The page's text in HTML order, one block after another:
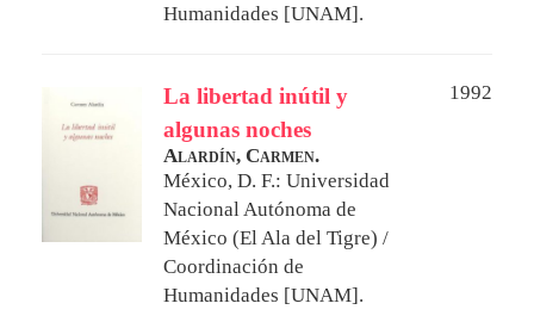
Humanidades [UNAM].
La libertad inútil y
algunas noches
1992
Alardín, Carmen.
México, D. F.: Universidad
Nacional Autónoma de
México (El Ala del Tigre) /
Coordinación de
Humanidades [UNAM].